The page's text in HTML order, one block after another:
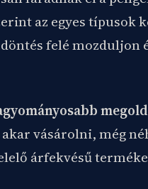
az egyes típusok
felé mozduljon
vásárolni, még
árfekvésű